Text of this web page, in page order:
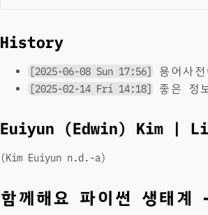
History
[2025-06-08 Sun 17:56]
용어사
[2025-02-14 Fri 14:18]
좋은 정
Euiyun (Edwin) Kim |
(Kim Euiyun n.d.-a)
함께해요 파이썬 생태계